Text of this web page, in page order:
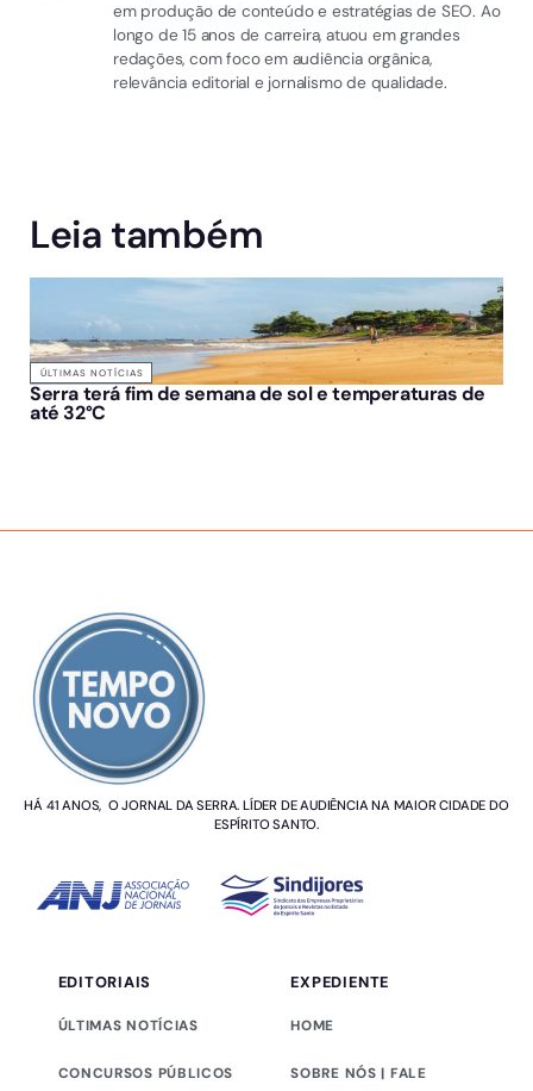
em produção de conteúdo e estratégias de SEO. Ao
longo de 15 anos de carreira, atuou em grandes
redações, com foco em audiência orgânica,
relevância editorial e jornalismo de qualidade.
Leia também
ÚLTIMAS NOTÍCIAS
Serra terá fim de semana de sol e temperaturas de
até 32°C
HÁ 41 ANOS, O JORNAL DA SERRA. LÍDER DE AUDIÊNCIA NA MAIOR CIDADE DO
ESPÍRITO SANTO.
EDITORIAIS
ÚLTIMAS NOTÍCIAS
CONCURSOS PÚBLICOS
EXPEDIENTE
HOME
SOBRE NÓS | FALE